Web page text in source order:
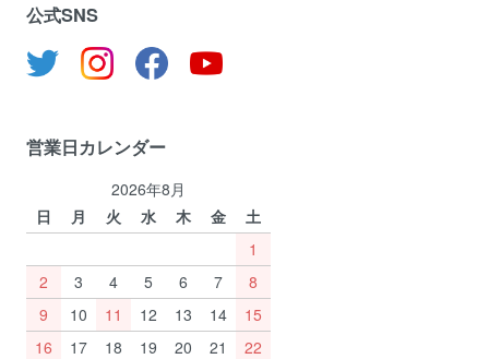
公式SNS
営業日カレンダー
2026年8月
日
月 火 水 木 金
土
1
2
3 4 5 6 7
8
9
10 11 12 13 14
15
16
17 18 19 20 21
22